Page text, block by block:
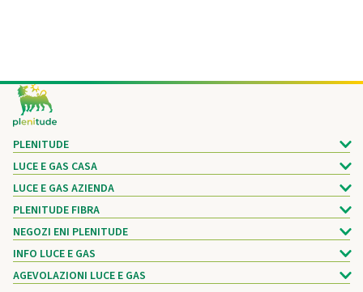
Footer
PLENITUDE
LUCE E GAS CASA
LUCE E GAS AZIENDA
PLENITUDE FIBRA
NEGOZI ENI PLENITUDE
INFO LUCE E GAS
AGEVOLAZIONI LUCE E GAS